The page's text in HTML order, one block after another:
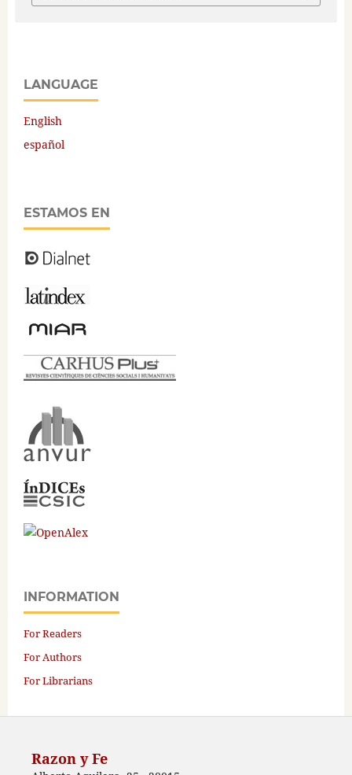
LANGUAGE
English
español
ESTAMOS EN
INFORMATION
For Readers
For Authors
For Librarians
Razon y Fe